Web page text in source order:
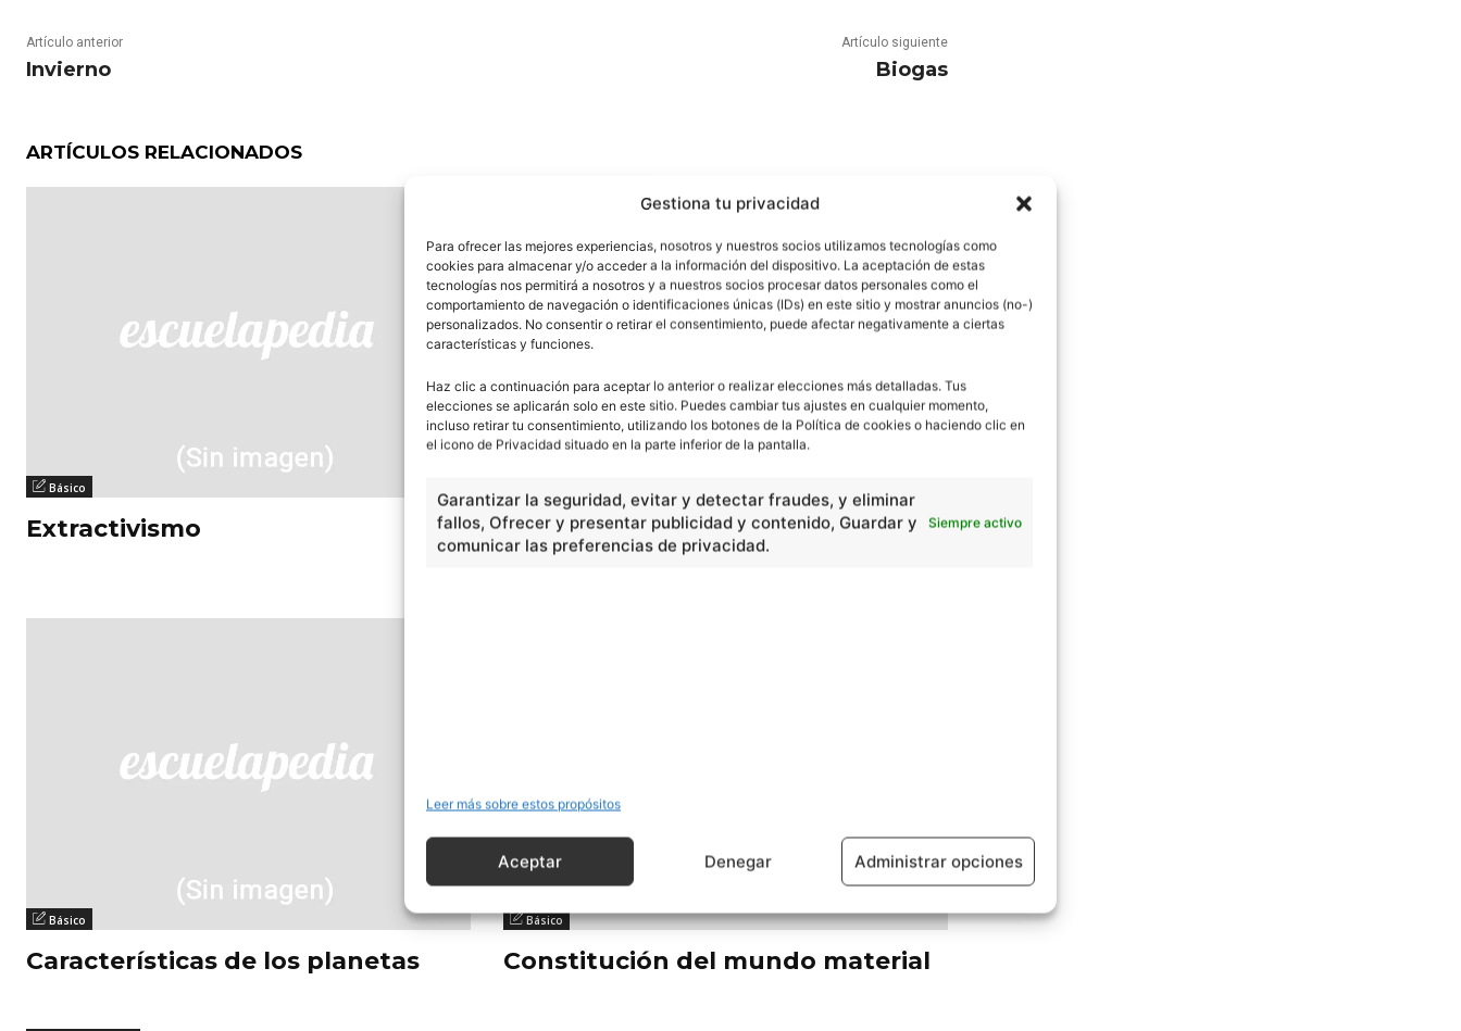
Gestiona tu privacidad
Para ofrecer las mejores experiencias, nosotros y nuestros socios utilizamos tecnologías como
cookies para almacenar y/o acceder a la información del dispositivo. La aceptación de estas
tecnologías nos permitirá a nosotros y a nuestros socios procesar datos personales como el
comportamiento de navegación o identificaciones únicas (IDs) en este sitio y mostrar anuncios (no-)
personalizados. No consentir o retirar el consentimiento, puede afectar negativamente a ciertas
características y funciones.
Haz clic a continuación para aceptar lo anterior o realizar elecciones más detalladas. Tus
elecciones se aplicarán solo en este sitio. Puedes cambiar tus ajustes en cualquier momento,
incluso retirar tu consentimiento, utilizando los botones de la Política de cookies o haciendo clic en
el icono de Privacidad situado en la parte inferior de la pantalla.
Garantizar la seguridad, evitar y detectar fraudes, y eliminar
fallos, Ofrecer y presentar publicidad y contenido, Guardar y
comunicar las preferencias de privacidad.
Siempre activo
Leer más sobre estos propósitos
Aceptar Denegar Administrar opciones
Artículo anterior
Invierno
Artículo siguiente
Biogas
ARTÍCULOS RELACIONADOS
Básico
Extractivismo
Multiplicación y división de
fracciones
Básico
Características de los planetas
Básico
Constitución del mundo material